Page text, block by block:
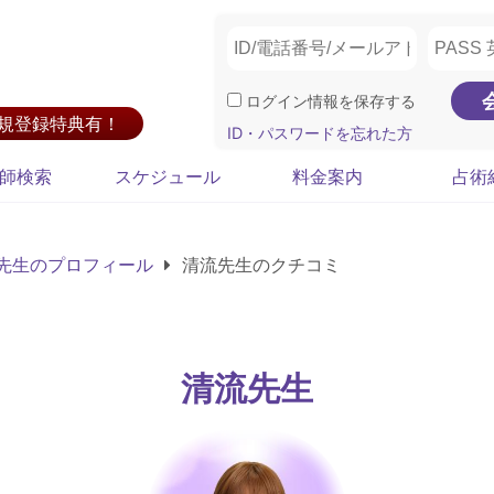
登録特典有！
ログイン情報を保存する
ID・パスワードを忘れた方
検索 スケジュール 料金案内 占術
生のプロフィール 清流先生のクチコミ
清流先生